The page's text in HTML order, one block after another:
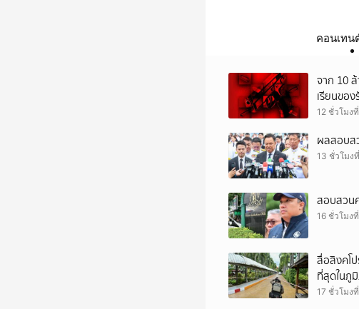
คอนเทน
จาก 10 ล้
เรียนของ
12 ชั่วโมง
ผลสอบส
13 ชั่วโมง
สอบสวนค
16 ชั่วโมง
สื่อสิงคโ
ที่สุดในภู
17 ชั่วโมง